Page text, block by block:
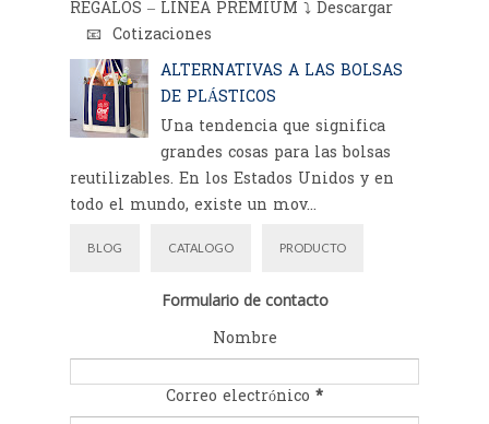
REGALOS – LINEA PREMIUM ⤵️ Descargar
📧 Cotizaciones
ALTERNATIVAS A LAS BOLSAS
DE PLÁSTICOS
Una tendencia que significa
grandes cosas para las bolsas
reutilizables. En los Estados Unidos y en
todo el mundo, existe un mov...
BLOG CATALOGO PRODUCTO
Formulario de contacto
Nombre
Correo electrónico *